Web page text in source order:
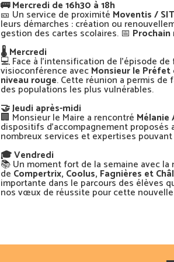
🚌 Mercredi de 16h30 à 18h
🎫 Un service de proximité Moventis /
leurs démarches : création ou
gestion des cartes scolaires. 📅 Prochain
🌡️ Mercredi
💻 Face à l’intensification de l’épisode
visioconférence avecMonsieur le Préfet
niveau rouge. Cette réunion a permis
des populations les plus vulnérables.
🤝 Jeudi après-midi
🏢 Monsieur le Maire a rencontré
dispositifs d’accompagnement
nombreux services et expertises
🎓 Vendredi
📚 Un moment fort de la semaine avec
de Compertrix, Coolus, Fagnières et
importante dans le parcours des élèves
nos vœux de réussite pour cette